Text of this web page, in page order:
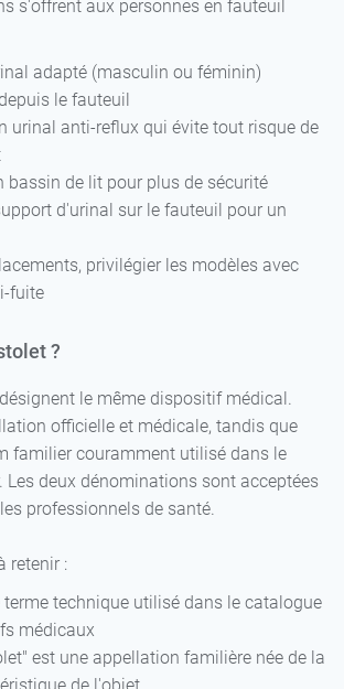
s'offrent aux personnes en fauteuil
adapté (masculin ou féminin)
le fauteuil
urinal anti-reflux qui évite tout risque de
bassin de lit pour plus de sécurité
d'urinal sur le fauteuil pour un
privilégier les modèles avec
fuite
?
le même dispositif médical.
officielle et médicale, tandis que
familier couramment utilisé dans le
Les deux dénominations sont acceptées
professionnels de santé.
retenir :
terme technique utilisé dans le catalogue
médicaux
est une appellation familière née de la